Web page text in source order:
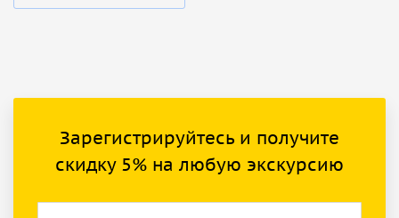
Зарегистрируйтесь и получите
скидку 5% на любую экскурсию